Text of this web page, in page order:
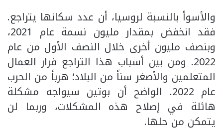
والأسوأ بالنسبة لروسيا، أن عدد سكانها يتراجع.
فقد انخفض بمقدار مليون نسمة عام 2021،
وبنصف مليون أخرى خلال النصف الأول من عام
2022. ومن بين أسباب هذا التراجع فرار العمال
المتعلمين والأصغر سناً من البلاد؛ هرباً من الحرب
عام 2022. الواضح أن بوتين سيواجه مشكلة
هائلة في إصلاح هذه المشكلات، وربما لن
يتمكن من حلها.